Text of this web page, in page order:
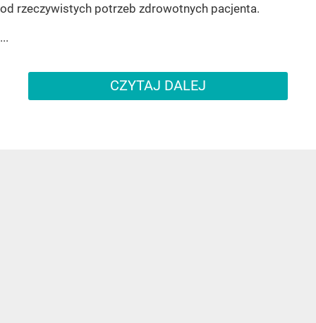
od rzeczywistych potrzeb zdrowotnych pacjenta.
...
CZYTAJ DALEJ